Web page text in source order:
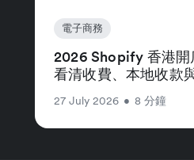
電子商務
2026 Shopify 香港開
看清收費、本地收款
27 July 2026 • 8 分鐘